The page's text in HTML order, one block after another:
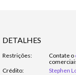
DETALHES
Restrições: Contate o
Crédito:
Stephen